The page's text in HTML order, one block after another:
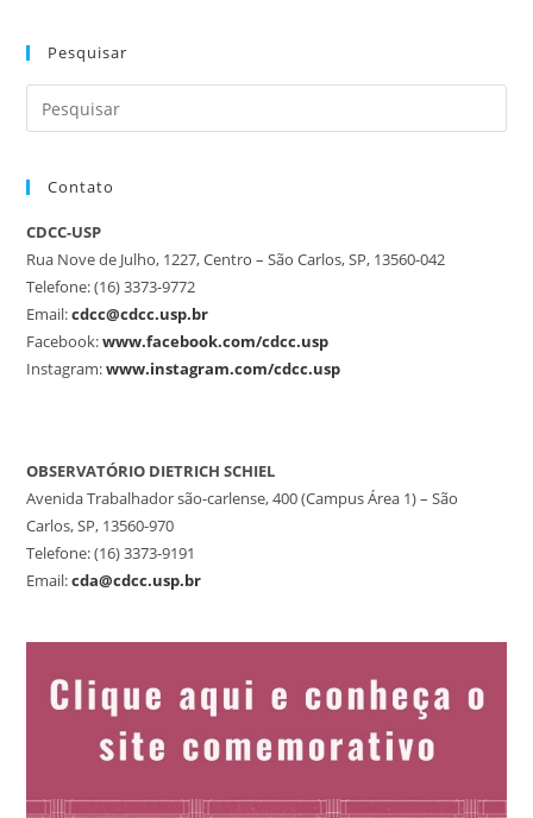
Pesquisar
Contato
CDCC-USP
Rua Nove de Julho, 1227, Centro – São Carlos, SP, 13560-042
Telefone: (16) 3373-9772
Email:cdcc@cdcc.usp.br
Facebook:www.facebook.com/cdcc.usp
Instagram:www.instagram.com/cdcc.usp
OBSERVATÓRIO DIETRICH SCHIEL
Avenida Trabalhador são-carlense, 400 (Campus Área 1) – São
Carlos, SP, 13560-970
Telefone: (16) 3373-9191
Email:cda@cdcc.usp.br